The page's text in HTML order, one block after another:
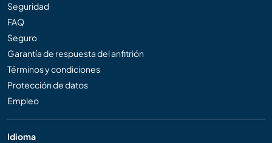
Seguridad
FAQ
Seguro
Garantía de respuesta del anfitrión
Términos y condiciones
Protección de datos
Empleo
Idioma